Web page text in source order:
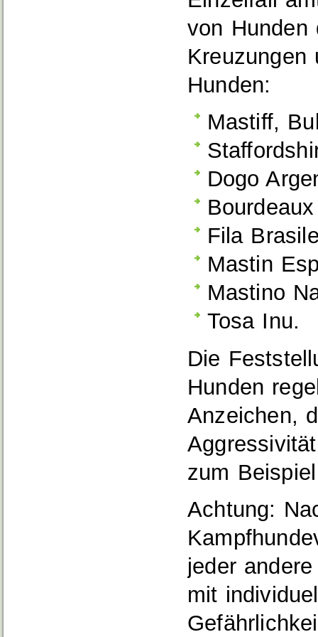
von Hunden
Kreuzungen
Hunden:
Mastiff,
Dogo
Fila
Mastin
Mastino
Tosa Inu.
Die
Hunden
Anzeichen,
zum
Achtung:
jeder
mit